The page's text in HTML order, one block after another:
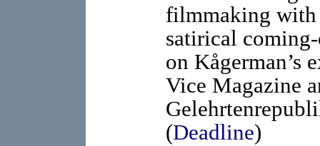
filmmaking with
satirical
on Kågerman’s
Vice Magazine
(Deadline)